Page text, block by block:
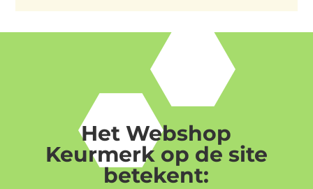
Het Webshop
Keurmerk op de site
betekent: